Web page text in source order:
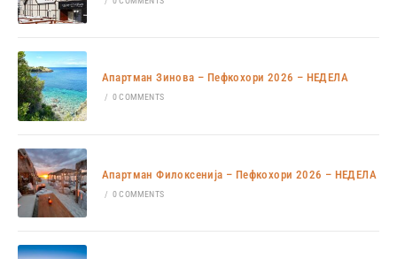
Апартман Зинова – Пефкохори 2026 – НЕДЕЛА
/ 0 COMMENTS
Апартман Филоксенија – Пефкохори 2026 – НЕДЕЛА
/ 0 COMMENTS